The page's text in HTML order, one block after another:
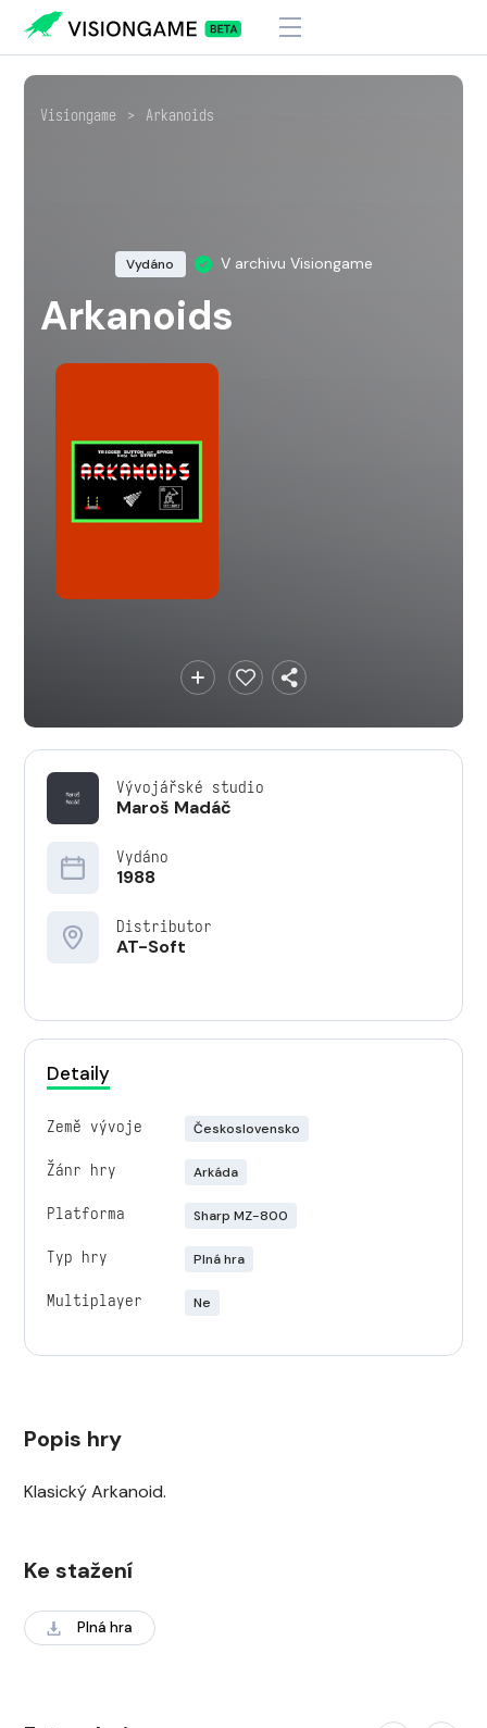
Visiongame > Arkanoids
Vydáno V archivu Visiongame
Arkanoids
Vývojářské studio
Maroš Madáč
Vydáno
1988
Distributor
AT-Soft
Detaily
Země vývoje Československo
Žánr hry Arkáda
Platforma Sharp MZ-800
Typ hry Plná hra
Multiplayer Ne
Popis hry
Klasický Arkanoid.
Ke stažení
Plná hra